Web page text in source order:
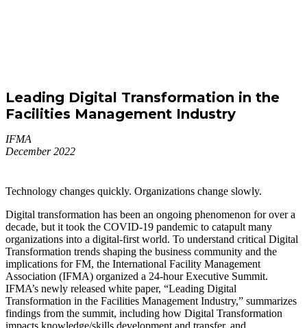
Leading Digital Transformation in the
Facilities Management Industry
IFMA
December 2022
Technology changes quickly. Organizations change slowly.
Digital transformation has been an ongoing phenomenon for over a
decade, but it took the COVID-19 pandemic to catapult many
organizations into a digital-first world. To understand critical Digital
Transformation trends shaping the business community and the
implications for FM, the International Facility Management
Association (IFMA) organized a 24-hour Executive Summit.
IFMA’s newly released white paper, “Leading Digital
Transformation in the Facilities Management Industry,” summarizes
findings from the summit, including how Digital Transformation